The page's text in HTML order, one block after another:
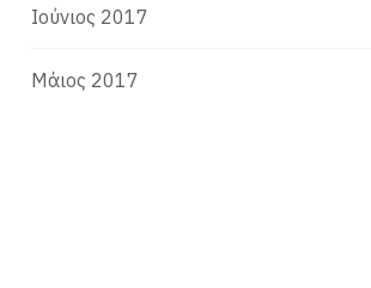
Ιούνιος 2017
Μάιος 2017